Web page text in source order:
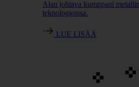
Alan johtava kumppani
teknologioissa.
LUE LISÄÄ